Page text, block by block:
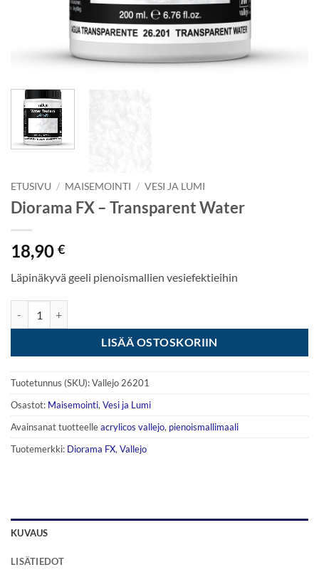
ETUSIVU / MAISEMOINTI / VESI JA LUMI
Diorama FX – Transparent Water
18,90 €
Läpinäkyvä geeli pienoismallien vesiefektieihin
LISÄÄ OSTOSKORIIN
Tuotetunnus (SKU):Vallejo 26201
Osastot: Maisemointi,Vesi ja Lumi
Avainsanat tuotteelleacrylicos vallejo, pienoismallimaali
Tuotemerkki: Diorama FX,Vallejo
KUVAUS
LISÄTIEDOT